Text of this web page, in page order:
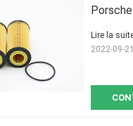
Porsche
Lire la
2022-09-